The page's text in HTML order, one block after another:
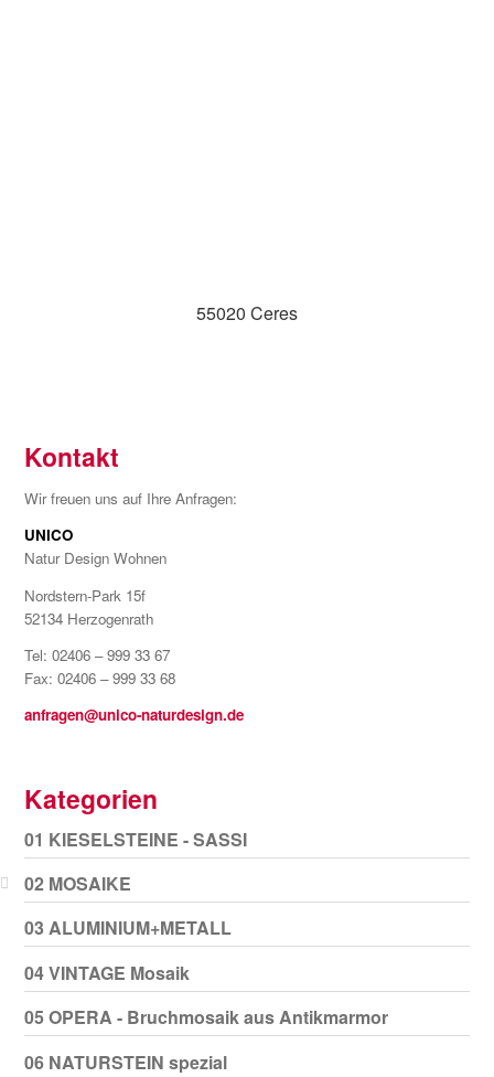
55020 Ceres
Kontakt
Wir freuen uns auf Ihre Anfragen:
UNICO
Natur Design Wohnen
Nordstern-Park 15f
52134 Herzogenrath
Tel: 02406 – 999 33 67
Fax: 02406 – 999 33 68
anfragen@unico-naturdesign.de
Kategorien
01 KIESELSTEINE - SASSI
02 MOSAIKE
03 ALUMINIUM+METALL
04 VINTAGE Mosaik
05 OPERA - Bruchmosaik aus Antikmarmor
06 NATURSTEIN spezial